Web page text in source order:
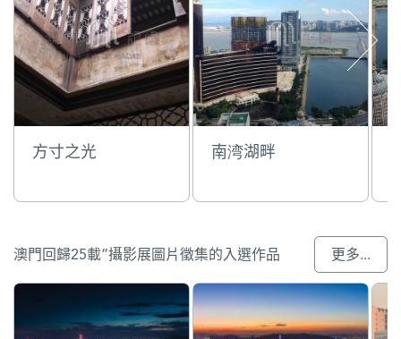
方寸之光 南湾湖畔
澳門回歸25載”攝影展圖片徵集的入選作品 更多...